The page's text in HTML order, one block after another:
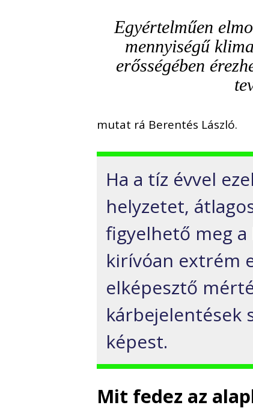
Egyértelműen
mennyiségű
erősségében
mutat rá Berentés László.
Ha a tíz évvel
helyzetet,
figyelhető meg a
kirívóan extrém
elképesztő
kárbejelentések
képest.
Mit fedez az